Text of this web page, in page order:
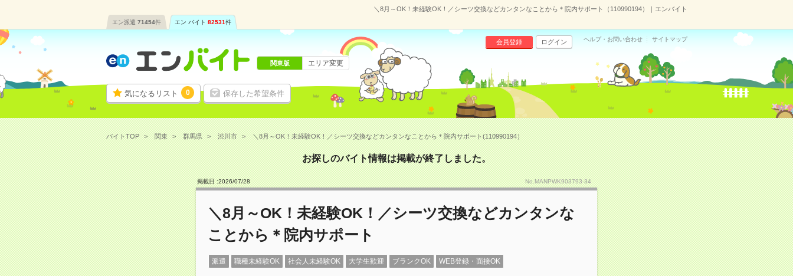
＼8月～OK！未経験OK！／シーツ交換などカンタンなことから＊院内サポート（110990194）｜エンバイト
エン派遣 71454件 エン バイト 82531件
気になるリスト 0 保存した希望条件
会員登録 ログイン ヘルプ・お問い合わせ サイトマップ
関東版 エリア変更
バイトTOP 関東 群馬県 渋川市 ＼8月～OK！未経験OK！／シーツ交換などカンタンなことから＊院内サポート(110990194）
お探しのバイト情報は掲載が終了しました。
掲載日 :2026/07/28 No.MANPWK903793-34
＼8月～OK！未経験OK！／シーツ交換などカンタンな
ことから＊院内サポート
派遣 職種未経験OK 社会人未経験OK 大学生歓迎 ブランクOK WEB登録・面接OK